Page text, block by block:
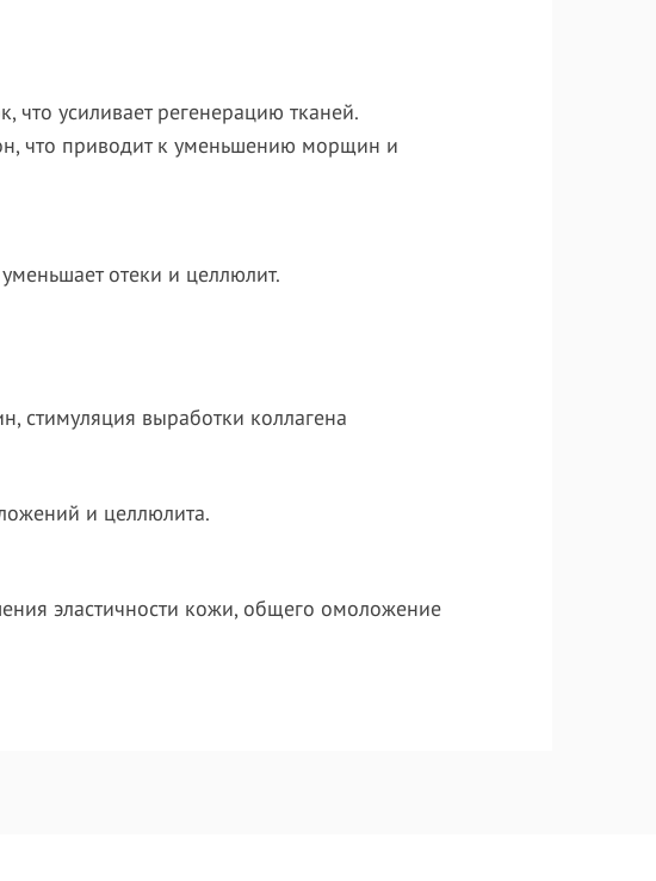
что усиливает регенерацию тканей.
что приводит к уменьшению морщин и
отеки и целлюлит.
стимуляция выработки коллагена
и целлюлита.
эластичности кожи, общего омоложение